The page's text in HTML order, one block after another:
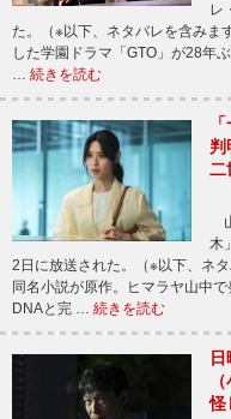
レ
た。（※以下、ネタバレを含み
した学園ドラマ「GTO」が28年
… 続きを読む
判
二
木
2日に放送された。（※以下、ネ
同名小説が原作。ヒマラヤ山中
DNAと完 … 続きを読む
怪